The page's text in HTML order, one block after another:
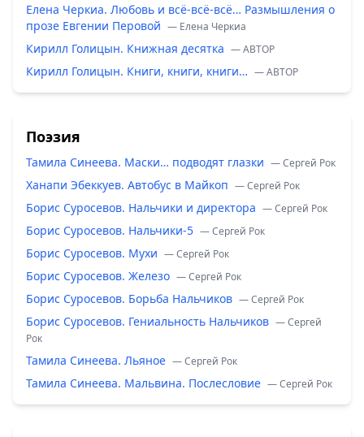
Елена Черкиа. Любовь и всё-всё-всё… Размышления о
прозе Евгении Перовой — Елена Черкиа
Кирилл Голицын. Книжная десятка — ABTOP
Кирилл Голицын. Книги, книги, книги… — ABTOP
Поэзия
Тамила Синеева. Маски… подводят глазки — Сергей Рок
Ханапи Эбеккуев. Автобус в Майкоп — Сергей Рок
Борис Суросевов. Нальчики и директора — Сергей Рок
Борис Суросевов. Нальчики-5 — Сергей Рок
Борис Суросевов. Мухи — Сергей Рок
Борис Суросевов. Железо — Сергей Рок
Борис Суросевов. Борьба Нальчиков — Сергей Рок
Борис Суросевов. Гениальность Нальчиков — Сергей
Рок
Тамила Синеева. Льяное — Сергей Рок
Тамила Синеева. Мальвина. Послесловие — Сергей Рок